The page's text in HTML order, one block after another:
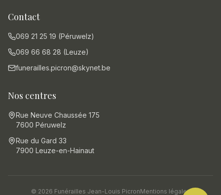
Contact
069 21 25 19 (Péruwelz)
069 66 68 28 (Leuze)
funerailles.picron@skynet.be
Nos centres
Rue Neuve Chaussée 175
7600 Péruwelz
Rue du Gard 33
7900 Leuze-en-Hainaut
© 2026 Funérailles Jean-Louis PicronMentions légales